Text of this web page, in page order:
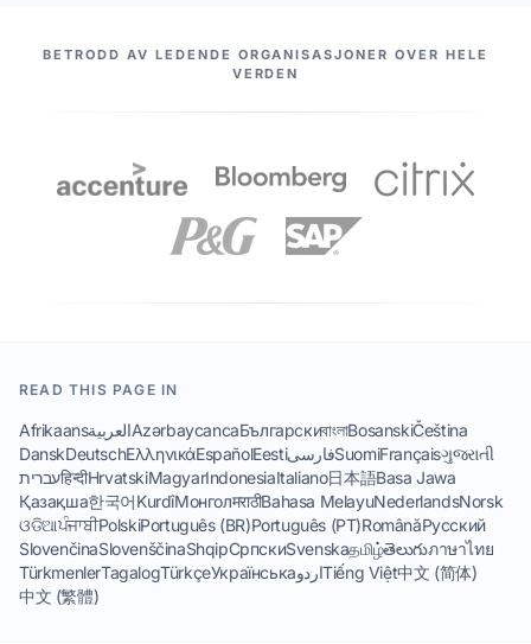
VÅRE PARTNERE
BETRODD AV LEDENDE ORGANISASJONER OVER HELE
VERDEN
READ THIS PAGE IN
AfrikaansالعربيةAzərbaycancaБългарскиবাংলাBosanskiČeština
DanskDeutschΕλληνικάEspañolEestiفارسیSuomiFrançaisગુજરાતી
עבריתहिन्दीHrvatskiMagyarIndonesiaItaliano日本語Basa Jawa
Қазақша한국어KurdîМонголमराठीBahasa MelayuNederlandsNorsk
ଓଡିଆਪੰਜਾਬੀPolskiPortuguês (BR)Português (PT)RomânăРусский
SlovenčinaSlovenščinaShqipСрпскиSvenskaதமிழ்తెలుగుภาษาไทย
TürkmenlerTagalogTürkçeУкраїнськаاردوTiếng Việt中文 (简体)
中文 (繁體)